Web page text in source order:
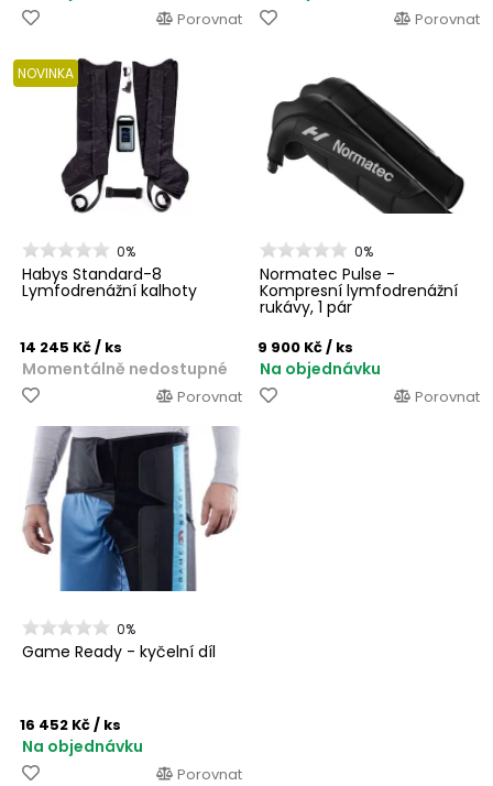
Porovnat Porovnat
NOVINKA
0%
Habys Standard-8
Lymfodrenážní kalhoty
14 245 Kč/ ks
Momentálně nedostupné
Porovnat
0%
Normatec Pulse -
Kompresní lymfodrenážní
rukávy, 1 pár
9 900 Kč/ ks
Na objednávku
Porovnat
0%
Game Ready - kyčelní díl
16 452 Kč/ ks
Na objednávku
Porovnat